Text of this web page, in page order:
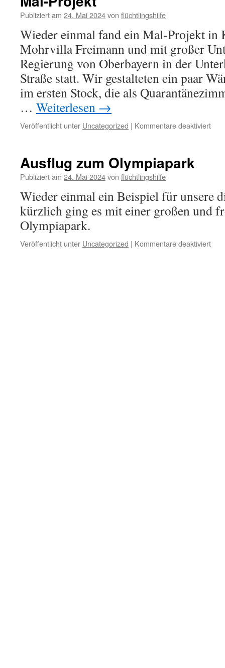
Publiziert am 24. Mai 2024von flüchtlingshilfe
Wieder einmal fand ein Mal-Projekt in
Mohrvilla Freimann und mit großer
Regierung von Oberbayern in der
Straße statt. Wir gestalteten ein paar
im ersten Stock, die als
… Weiterlesen →
Veröffentlicht unter Uncategorized | Kommentare deaktiviert
Ausflug zum Olympiapark
Publiziert am 24. Mai 2024von flüchtlingshilfe
Wieder einmal ein Beispiel für unsere
kürzlich ging es mit einer großen und
Olympiapark.
Veröffentlicht unter Uncategorized | Kommentare deaktiviert